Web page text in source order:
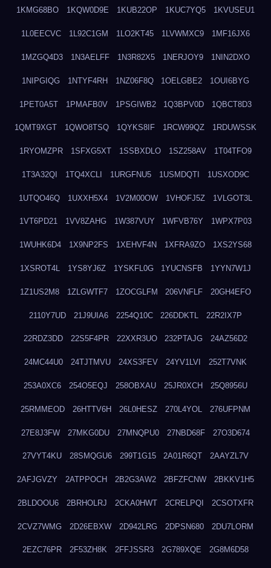
1KMG68BO 1KQW0D9E 1KUB22OP 1KUC7YQ5 1KVUSEU1
1L0EECVC 1L92C1GM 1LO2KT45 1LVWMXC9 1MF16JX6
1MZGQ4D3 1N3AELFF 1N3R82X5 1NERJOY9 1NIN2DXO
1NIPGIQG 1NTYF4RH 1NZ06F8Q 1OELGBE2 1OUI6BYG
1PET0A5T 1PMAFB0V 1PSGIWB2 1Q3BPV0D 1QBCT8D3
1QMT9XGT 1QWO8TSQ 1QYKS8IF 1RCW99QZ 1RDUWSSK
1RYOMZPR 1SFXG5XT 1SSBXDLO 1SZ258AV 1T04TFO9
1T3A32QI 1TQ4XCLI 1URGFNU5 1USMDQTI 1USXOD9C
1UTQO46Q 1UXXH5X4 1V2M00OW 1VHOFJ5Z 1VLGOT3L
1VT6PD21 1VV8ZAHG 1W387VUY 1WFVB76Y 1WPX7P03
1WUHK6D4 1X9NP2FS 1XEHVF4N 1XFRA9ZO 1XS2YS68
1XSROT4L 1YS8YJ6Z 1YSKFL0G 1YUCNSFB 1YYN7W1J
1Z1US2M8 1ZLGWTF7 1ZOCGLFM 206VNFLF 20GH4EFO
2110Y7UD 21J9UIA6 2254Q10C 226DDKTL 22R2IX7P
22RDZ3DD 22S5F4PR 22XXR3UO 232PTAJG 24AZ56D2
24MC44U0 24TJTMVU 24XS3FEV 24YV1LVI 252T7VNK
253A0XC6 254O5EQJ 258OBXAU 25JR0XCH 25Q8956U
25RMMEOD 26HTTV6H 26L0HESZ 270L4YOL 276UFPNM
27E8J3FW 27MKG0DU 27MNQPU0 27NBD68F 27O3D674
27VYT4KU 28SMQGU6 299T1G15 2A01R6QT 2AAYZL7V
2AFJGVZY 2ATPPOCH 2B2G3AW2 2BFZFCNW 2BKKV1H5
2BLDOOU6 2BRHOLRJ 2CKA0HWT 2CRELPQI 2CSOTXFR
2CVZ7WMG 2D26EBXW 2D942LRG 2DPSN680 2DU7LORM
2EZC76PR 2F53ZH8K 2FFJSSR3 2G789XQE 2G8M6D58